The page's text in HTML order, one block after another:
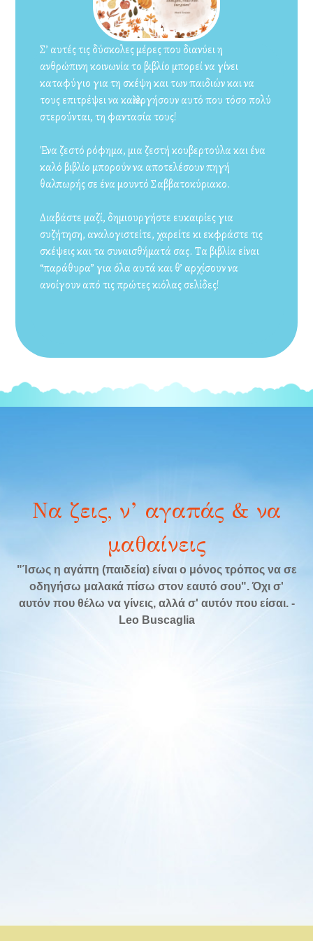
Σ’ αυτές τις δύσκολες μέρες που διανύει η
ανθρώπινη κοινωνία το βιβλίο μπορεί να γίνει
καταφύγιο για τη σκέψη και των παιδιών και να
τους επιτρέψει να καλλιεργήσουν αυτό που τόσο πολύ
στερούνται, τη φαντασία τους!
Ένα ζεστό ρόφημα, μια ζεστή κουβερτούλα και ένα
καλό βιβλίο μπορούν να αποτελέσουν πηγή
θαλπωρής σε ένα μουντό Σαββατοκύριακο.
Διαβάστε μαζί, δημιουργήστε ευκαιρίες για
συζήτηση, αναλογιστείτε, χαρείτε κι εκφράστε τις
σκέψεις και τα συναισθήματά σας. Τα βιβλία είναι
“παράθυρα” για όλα αυτά και θ’ αρχίσουν να
ανοίγουν από τις πρώτες κιόλας σελίδες!
Να ζεις, ν’ αγαπάς & να
μαθαίνεις
"Ίσως η αγάπη (παιδεία) είναι ο μόνος τρόπος να σε
οδηγήσω μαλακά πίσω στον εαυτό σου". Όχι σ'
αυτόν που θέλω να γίνεις, αλλά σ' αυτόν που είσαι. -
Leo Buscaglia